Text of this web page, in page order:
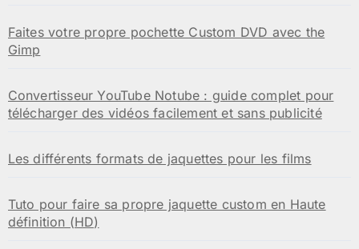
Faites votre propre pochette Custom DVD avec the
Gimp
Convertisseur YouTube Notube : guide complet pour
télécharger des vidéos facilement et sans publicité
Les différents formats de jaquettes pour les films
Tuto pour faire sa propre jaquette custom en Haute
définition (HD)